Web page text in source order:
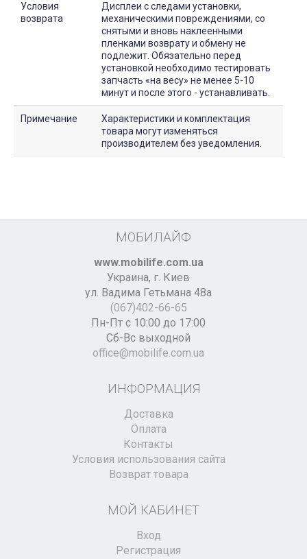
Условия
возврата
Дисплеи с следами установки,
механическими повреждениями, со
снятыми и вновь наклеенными
пленками возврату и обмену не
подлежит. Обязательно перед
установкой необходимо тестировать
запчасть «на весу» не менее 5-10
минут и после этого - устанавливать.
Примечание
Характеристики и комплектация
товара могут изменяться
производителем без уведомления.
МОБИЛАЙФ
www.mobilife.com.ua
Украина, г. Киев
ул. Вадима Гетьмана 48а
(067)402-66-65
Пн-Пт с 10:00 до 17:00
Сб-Вс выходной
office@mobilife.com.ua
ИНФОРМАЦИЯ
Доставка
Оплата
Контакты
Условия использования сайта
Возврат товара
МОЙ КАБИНЕТ
Вход
Регистрация